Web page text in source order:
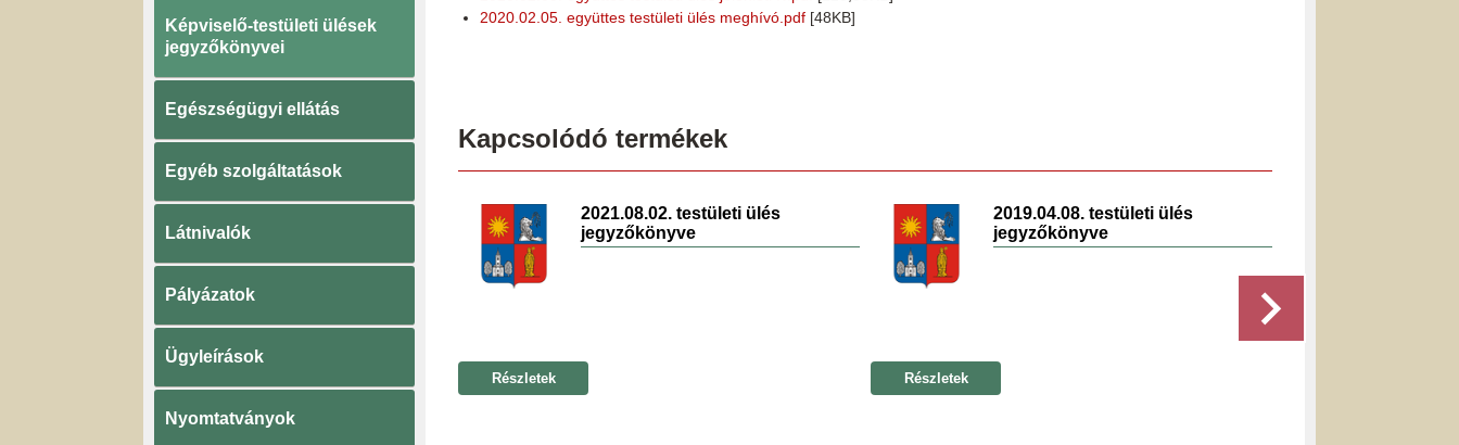
Képviselő-testületi ülések
jegyzőkönyvei
Egészségügyi ellátás
Egyéb szolgáltatások
Látnivalók
Pályázatok
Ügyleírások
Nyomtatványok
2020.02.05. együttes testületi ülés meghívó.pdf [48KB]
Kapcsolódó termékek
2021.08.02. testületi ülés
jegyzőkönyve
Részletek
2019.04.08. testületi ülés
jegyzőkönyve
Részletek